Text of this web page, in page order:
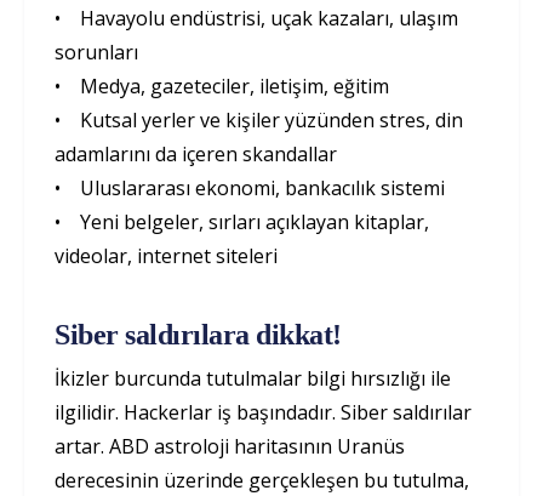
• Havayolu endüstrisi, uçak kazaları, ulaşım
sorunları
• Medya, gazeteciler, iletişim, eğitim
• Kutsal yerler ve kişiler yüzünden stres, din
adamlarını da içeren skandallar
• Uluslararası ekonomi, bankacılık sistemi
• Yeni belgeler, sırları açıklayan kitaplar,
videolar, internet siteleri
Siber saldırılara dikkat!
İkizler burcunda tutulmalar bilgi hırsızlığı ile
ilgilidir. Hackerlar iş başındadır. Siber saldırılar
artar. ABD astroloji haritasının Uranüs
derecesinin üzerinde gerçekleşen bu tutulma,